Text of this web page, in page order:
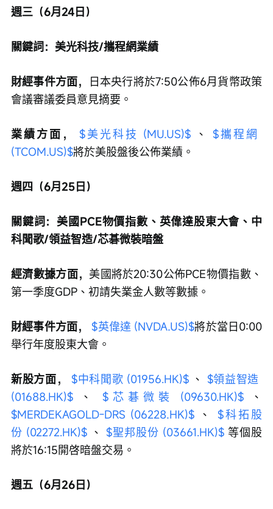
週三（6月24日）
關鍵詞：美光科技/攜程網業績
財經事件方面，
日本央行將於7:50公佈6月貨幣政策
會議審議委員意見摘要。
業績方面， $美光科技 (MU.US)$ 、 $攜程網
(TCOM.US)$將於美股盤後公佈業績。
週四（6月25日）
關鍵詞：美國PCE物價指數、英偉達股東大會、中
科聞歌/領益智造/芯碁微裝暗盤
經濟數據方面， 美國將於20:30公佈PCE物價指數、
第一季度GDP、初請失業金人數等數據。
財經事件方面， $英偉達 (NVDA.US)$將於當日0:00
舉行年度股東大會。
新股方面， $中科聞歌 (01956.HK)$ 、 $領益智造
(01688.HK)$ 、 $芯碁微裝 (09630.HK)$ 、
$MERDEKAGOLD-DRS (06228.HK)$ 、 $科拓股
份 (02272.HK)$ 、 $聖邦股份 (03661.HK)$ 等個股
將於16:15開啓暗盤交易。
週五（6月26日）